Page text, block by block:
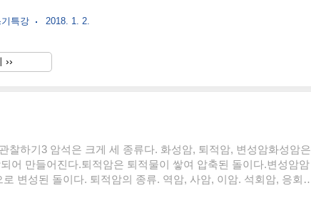
사료가 되는 경우가 많습니다. 잠깐만 생각해 보십시오. , , , 등
중에 기록된 는 전 세계적으로 알아주는 작품입니다. 지금 제가 가
안나처럼 전쟁의 포화 속에서 담담하게 써내려간 꿈 많은 소녀의
특강 2018. 1. 2.
››
찰하기3 암석은 크게 세 종류다. 화성암, 퇴적암, 변성암화성암은
어 만들어진다.퇴적암은 퇴적물이 쌓여 압축된 돌이다.변성암암
로 변성된 돌이다. 퇴적암의 종류. 역암, 사암, 이암. 석회암, 응회